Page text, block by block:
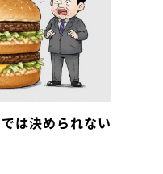
は決められない